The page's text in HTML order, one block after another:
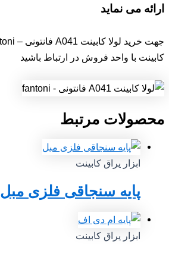
ارائه می نماید
کابینت با واحد فروش در ارتباط باشید
محصولات مرتبط
ابزار یراق کابینت
پایه سنجاقی فلزی مبل
ابزار یراق کابینت